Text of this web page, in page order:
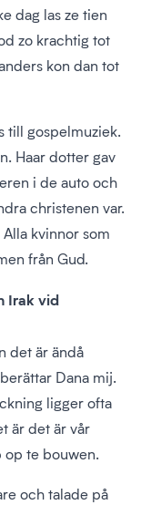
dag las ze tien
zo krachtig tot
kon dan tot
till gospelmuziek.
Haar dotter gav
i de auto och
christenen var.
kvinnor som
från Gud.
Irak vid
det är ändå
Dana mij.
ligger ofta
är det är vår
op te bouwen.
och talade på